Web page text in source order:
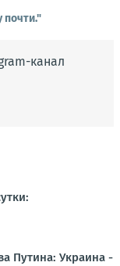
почти."
канал
Путина: Украина -